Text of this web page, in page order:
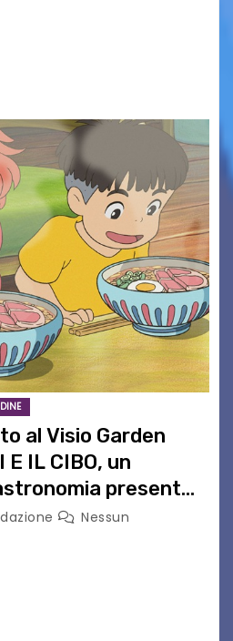
al Visio Garden
E IL CIBO, un
presente
Miyazaki!Nessun